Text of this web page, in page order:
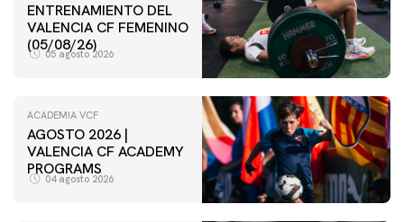
ENTRENAMIENTO DEL
VALENCIA CF FEMENINO
(05/08/26)
05 agosto 2026
ACADEMIA VCF
AGOSTO 2026 |
VALENCIA CF ACADEMY
PROGRAMS
04 agosto 2026